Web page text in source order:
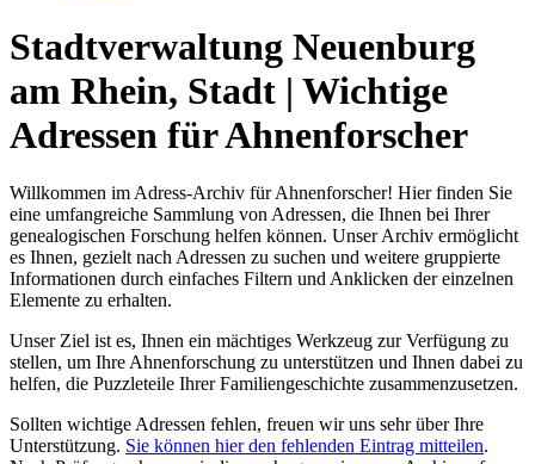
Stadtverwaltung Neuenburg
am Rhein, Stadt | Wichtige
Adressen für Ahnenforscher
Willkommen im Adress-Archiv für Ahnenforscher! Hier finden Sie
eine umfangreiche Sammlung von Adressen, die Ihnen bei Ihrer
genealogischen Forschung helfen können. Unser Archiv ermöglicht
es Ihnen, gezielt nach Adressen zu suchen und weitere gruppierte
Informationen durch einfaches Filtern und Anklicken der einzelnen
Elemente zu erhalten.
Unser Ziel ist es, Ihnen ein mächtiges Werkzeug zur Verfügung zu
stellen, um Ihre Ahnenforschung zu unterstützen und Ihnen dabei zu
helfen, die Puzzleteile Ihrer Familiengeschichte zusammenzusetzen.
Sollten wichtige Adressen fehlen, freuen wir uns sehr über Ihre
Unterstützung. Sie können hier den fehlenden Eintrag mitteilen.